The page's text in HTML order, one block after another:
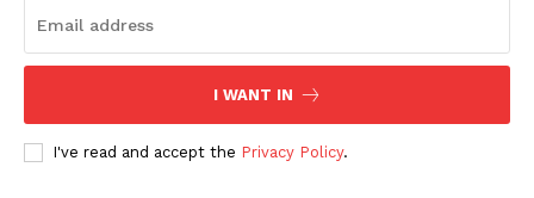
I WANT IN
I've read and accept the Privacy Policy.